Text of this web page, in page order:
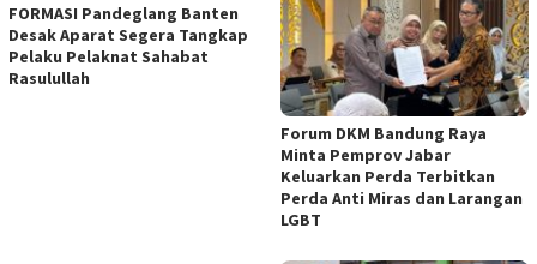
FORMASI Pandeglang Banten
Desak Aparat Segera Tangkap
Pelaku Pelaknat Sahabat
Rasulullah
Forum DKM Bandung Raya
Minta Pemprov Jabar
Keluarkan Perda Terbitkan
Perda Anti Miras dan Larangan
LGBT